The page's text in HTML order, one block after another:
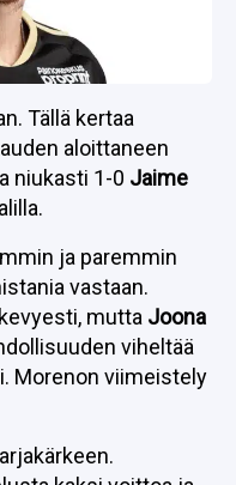
Tällä kertaa
aloittaneen
niukasti 1-0 Jaime
ja paremmin
vastaan.
mutta Joona
viheltää
Morenon viimeistely